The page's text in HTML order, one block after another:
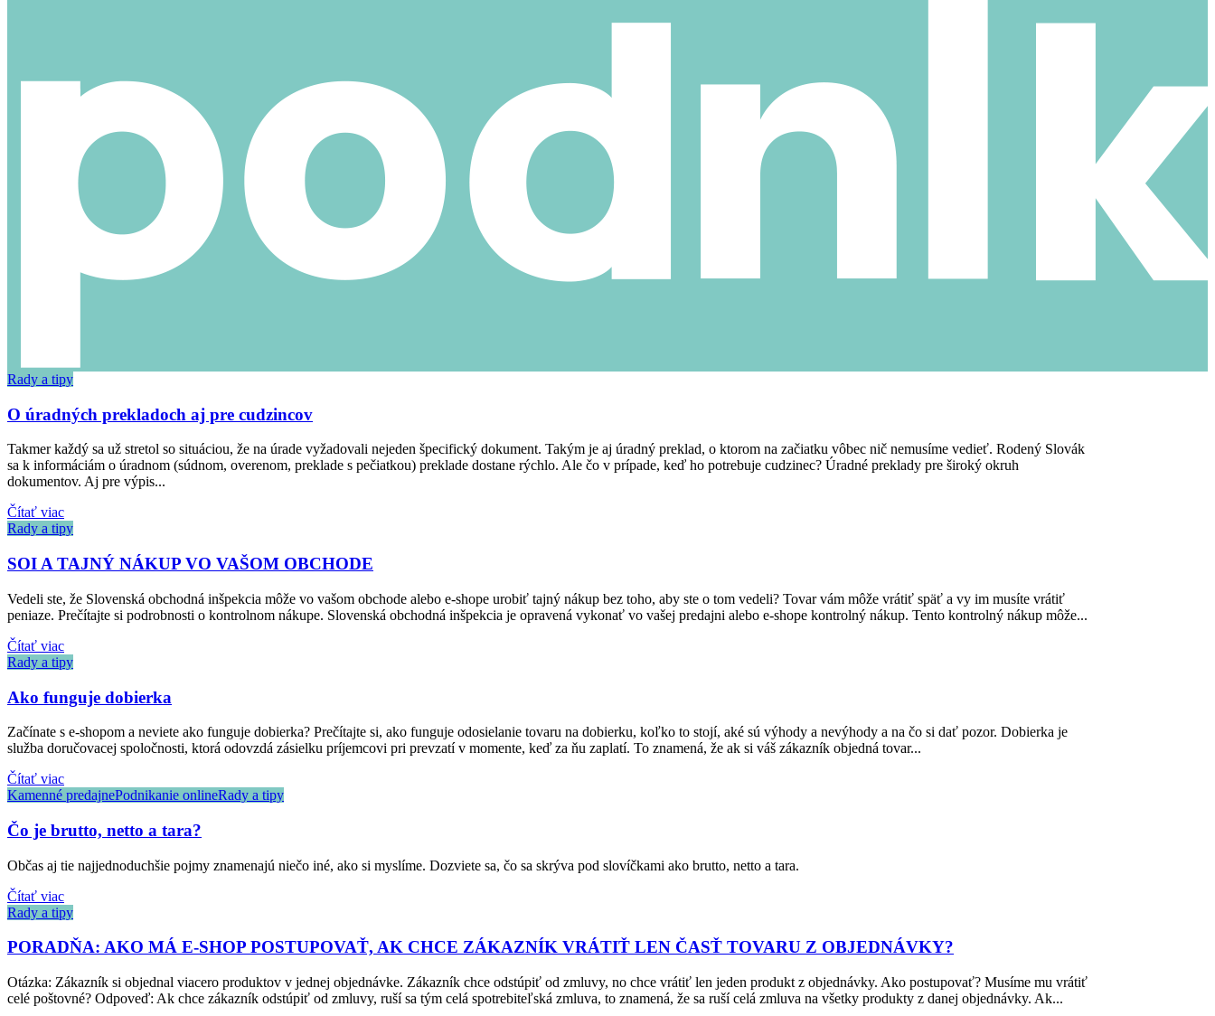
Rady a tipy
O úradných prekladoch aj pre cudzincov
Takmer každý sa už stretol so situáciou, že na úrade vyžadovali nejeden špecifický dokument. Takým je aj úradný preklad, o ktorom na začiatku vôbec nič nemusíme vedieť. Rodený Slovák
sa k informáciám o úradnom (súdnom, overenom, preklade s pečiatkou) preklade dostane rýchlo. Ale čo v prípade, keď ho potrebuje cudzinec? Úradné preklady pre široký okruh
dokumentov. Aj pre výpis...
Čítať viac
Rady a tipy
SOI A TAJNÝ NÁKUP VO VAŠOM OBCHODE
Vedeli ste, že Slovenská obchodná inšpekcia môže vo vašom obchode alebo e-shope urobiť tajný nákup bez toho, aby ste o tom vedeli? Tovar vám môže vrátiť späť a vy im musíte vrátiť
peniaze. Prečítajte si podrobnosti o kontrolnom nákupe. Slovenská obchodná inšpekcia je opravená vykonať vo vašej predajni alebo e-shope kontrolný nákup. Tento kontrolný nákup môže...
Čítať viac
Rady a tipy
Ako funguje dobierka
Začínate s e-shopom a neviete ako funguje dobierka? Prečítajte si, ako funguje odosielanie tovaru na dobierku, koľko to stojí, aké sú výhody a nevýhody a na čo si dať pozor. Dobierka je
služba doručovacej spoločnosti, ktorá odovzdá zásielku príjemcovi pri prevzatí v momente, keď za ňu zaplatí. To znamená, že ak si váš zákazník objedná tovar...
Čítať viac
Kamenné predajnePodnikanie onlineRady a tipy
Čo je brutto, netto a tara?
Občas aj tie najjednoduchšie pojmy znamenajú niečo iné, ako si myslíme. Dozviete sa, čo sa skrýva pod slovíčkami ako brutto, netto a tara.
Čítať viac
Rady a tipy
PORADŇA: AKO MÁ E-SHOP POSTUPOVAŤ, AK CHCE ZÁKAZNÍK VRÁTIŤ LEN ČASŤ TOVARU Z OBJEDNÁVKY?
Otázka: Zákazník si objednal viacero produktov v jednej objednávke. Zákazník chce odstúpiť od zmluvy, no chce vrátiť len jeden produkt z objednávky. Ako postupovať? Musíme mu vrátiť
celé poštovné? Odpoveď: Ak chce zákazník odstúpiť od zmluvy, ruší sa tým celá spotrebiteľská zmluva, to znamená, že sa ruší celá zmluva na všetky produkty z danej objednávky. Ak...